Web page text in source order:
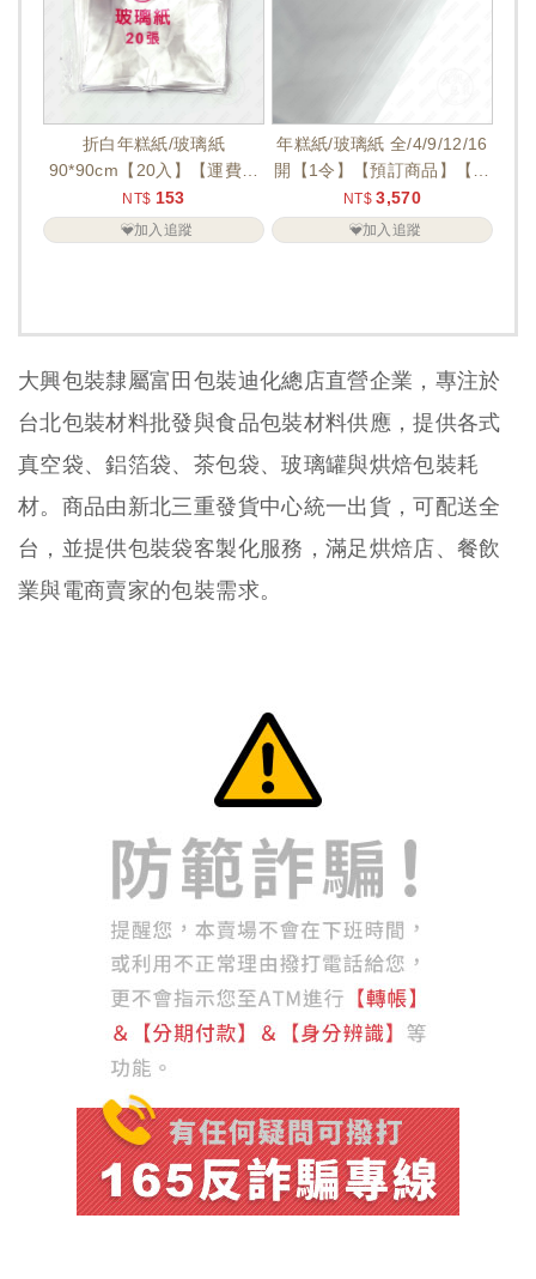
折白年糕紙/玻璃紙
90*90cm【20入】【運費外
加】
NT$ 153
加入追蹤
年糕紙/玻璃紙 全/4/9/12/16
開【1令】【預訂商品】【運
費外加】
NT$ 3,570
加入追蹤
大興包裝隸屬富田包裝迪化總店直營企業，專注於
台北包裝材料批發與食品包裝材料供應，提供各式
真空袋、鋁箔袋、茶包袋、玻璃罐與烘焙包裝耗
材。商品由新北三重發貨中心統一出貨，可配送全
台，並提供包裝袋客製化服務，滿足烘焙店、餐飲
業與電商賣家的包裝需求。